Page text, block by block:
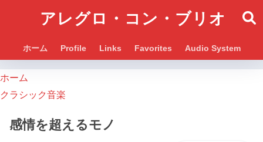
アレグロ・コン・ブリオ
ホーム Profile Links Favorites Audio System
ホーム
クラシック音楽
感情を超えるモノ